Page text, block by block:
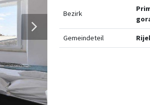
Bezirk
Gemeindeteil